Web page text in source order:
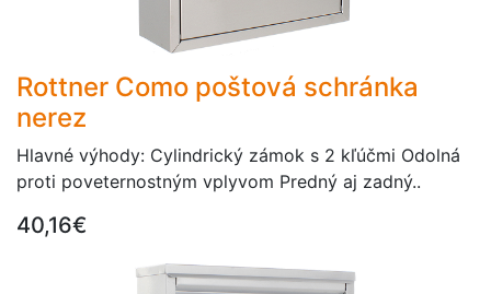
Rottner Como poštová schránka
nerez
Hlavné výhody: Cylindrický zámok s 2 kľúčmi Odolná
proti poveternostným vplyvom Predný aj zadný..
40,16€